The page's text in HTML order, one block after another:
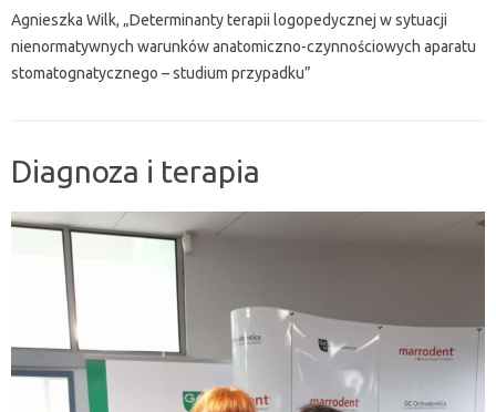
Agnieszka Wilk, „Determinanty terapii logopedycznej w sytuacji
nienormatywnych warunków anatomiczno-czynnościowych aparatu
stomatognatycznego – studium przypadku”
Diagnoza i terapia